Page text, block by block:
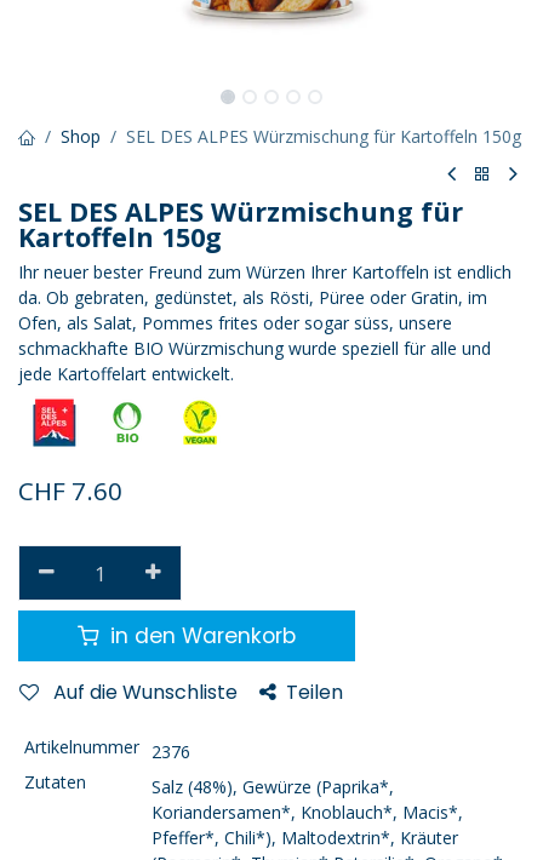
Shop SEL DES ALPES Würzmischung für Kartoffeln 150g
SEL DES ALPES Würzmischung für
Kartoffeln 150g
Ihr neuer bester Freund zum Würzen Ihrer Kartoffeln ist endlich
da. Ob gebraten, gedünstet, als Rösti, Püree oder Gratin, im
Ofen, als Salat, Pommes frites oder sogar süss, unsere
schmackhafte BIO Würzmischung wurde speziell für alle und
jede Kartoffelart entwickelt.
CHF 7.60
in den Warenkorb
Auf die Wunschliste Teilen
Artikelnummer 2376
Zutaten
Salz (48%), Gewürze (Paprika*,
Koriandersamen*, Knoblauch*, Macis*,
Pfeffer*, Chili*), Maltodextrin*, Kräuter